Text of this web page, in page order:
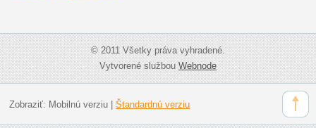
© 2011 Všetky práva vyhradené.
Vytvorené službouWebnode
Zobraziť: Mobilnú verziu| Štandardnú verziu